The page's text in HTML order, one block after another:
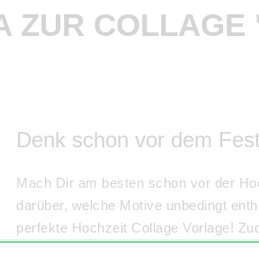
ZUR COLLAGE
Denk schon vor dem
Mach Dir am besten schon vor der
darüber, welche Motive unbedingt
perfekte Hochzeit Collage Vorlage!
gestalten. Aber auch als